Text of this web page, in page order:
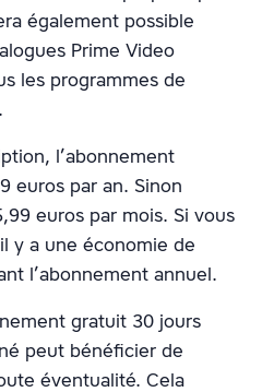
également possible
Prime Video
les programmes de
l’abonnement
euros par an. Sinon
euros par mois. Si vous
y a une économie de
l’abonnement annuel.
gratuit 30 jours
peut bénéficier de
éventualité. Cela